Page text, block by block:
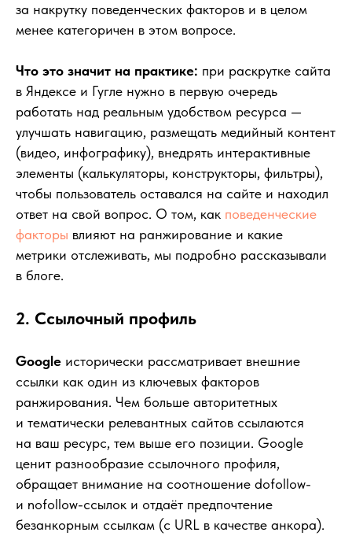
за накрутку поведенческих факторов и в целом
менее категоричен в этом вопросе.
Что это значит на практике: при раскрутке сайта
в Яндексе и Гугле нужно в первую очередь
работать над реальным удобством ресурса —
улучшать навигацию, размещать медийный контент
(видео, инфографику), внедрять интерактивные
элементы (калькуляторы, конструкторы, фильтры),
чтобы пользователь оставался на сайте и находил
ответ на свой вопрос. О том, как поведенческие
факторы влияют на ранжирование и какие
метрики отслеживать, мы подробно рассказывали
в блоге.
2. Ссылочный профиль
Google исторически рассматривает внешние
ссылки как один из ключевых факторов
ранжирования. Чем больше авторитетных
и тематически релевантных сайтов ссылаются
на ваш ресурс, тем выше его позиции. Google
ценит разнообразие ссылочного профиля,
обращает внимание на соотношение dofollow-
и nofollow-ссылок и отдаёт предпочтение
безанкорным ссылкам (с URL в качестве анкора).